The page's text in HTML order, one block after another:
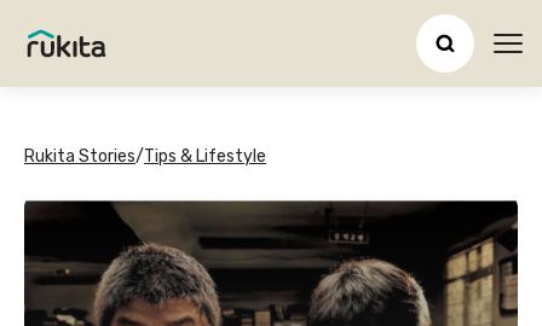
Rukita Stories/Tips & Lifestyle